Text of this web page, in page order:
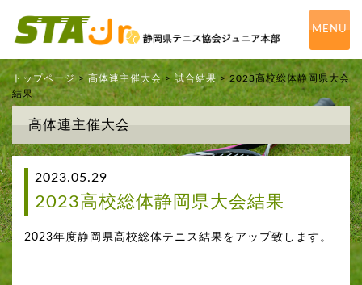
MENU
トップページ>高体連主催大会> 試合結果 > 2023高校総体静岡県大会
結果
高体連主催大会
2023.05.29
2023高校総体静岡県大会結果
2023年度静岡県高校総体テニス結果をアップ致します。